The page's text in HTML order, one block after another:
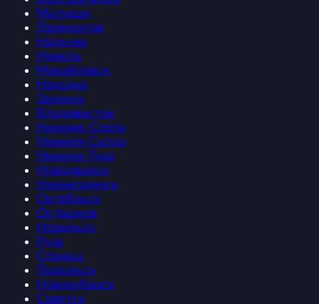
Мытищи
Лермонтов
Нальчик
Невель
Михайловск
Находка
Заринск
Владивосток
Нижние-Серги
Нижняя-Салда
Нижняя-Тура
Новодвинск
Нижнеудинск
Октябрьск
Осташков
Норильск
Руза
Сланцы
Подольск
Новокубанск
Советск